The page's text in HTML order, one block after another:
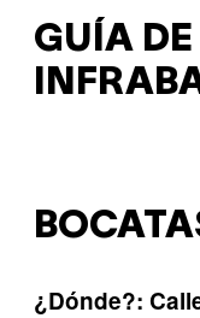
GUÍA
¿Dónde?: